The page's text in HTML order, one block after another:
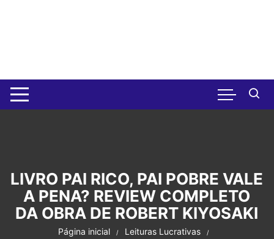
LIVRO PAI RICO, PAI POBRE VALE
A PENA? REVIEW COMPLETO
DA OBRA DE ROBERT KIYOSAKI
Página inicial
Leituras Lucrativas